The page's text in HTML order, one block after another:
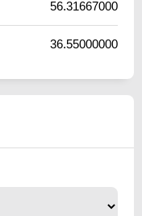
56.31667000
36.55000000